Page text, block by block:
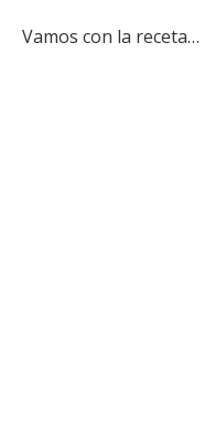
Vamos con la receta…